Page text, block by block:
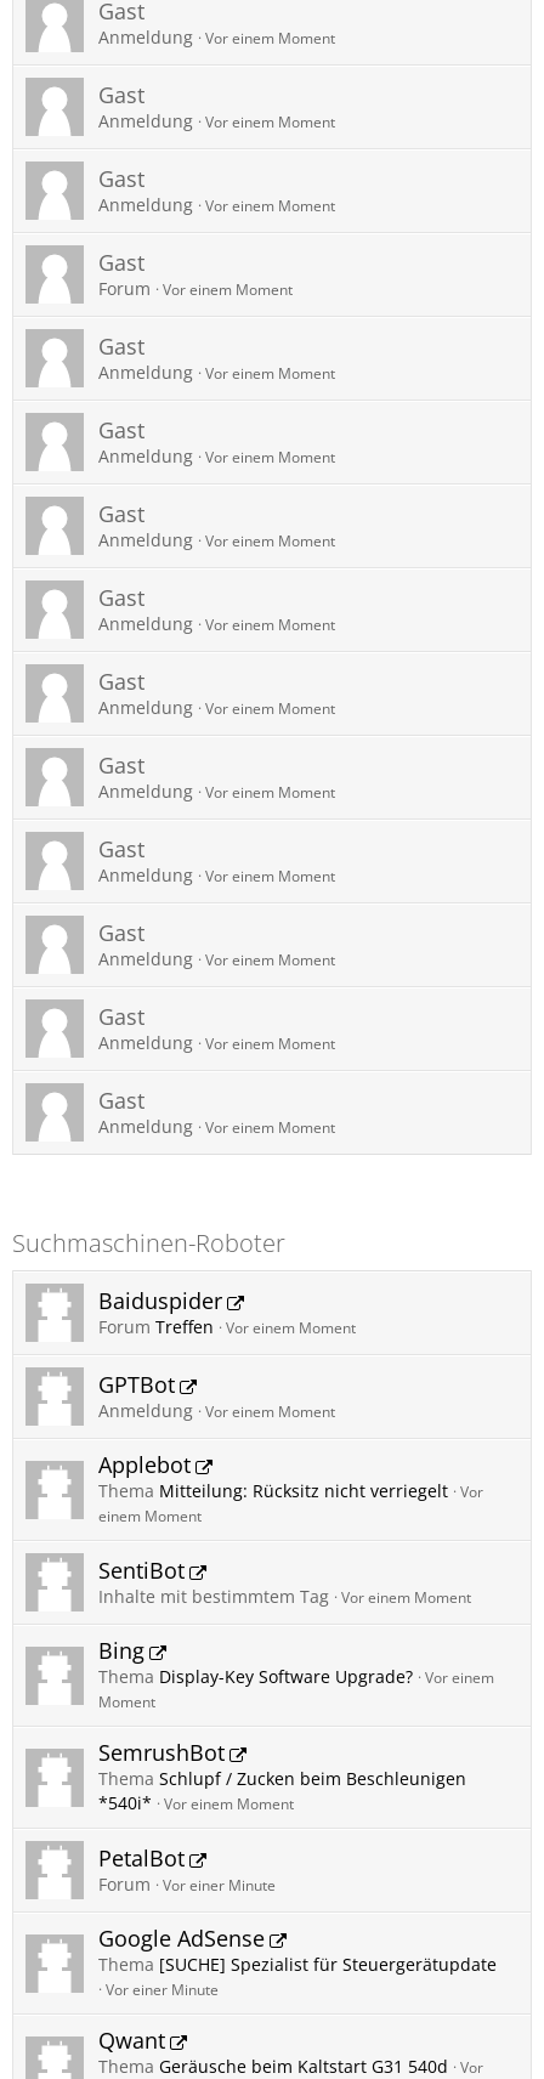
Gast
Anmeldung Vor einem Moment
Gast
Anmeldung Vor einem Moment
Gast
Anmeldung Vor einem Moment
Gast
Forum Vor einem Moment
Gast
Anmeldung Vor einem Moment
Gast
Anmeldung Vor einem Moment
Gast
Anmeldung Vor einem Moment
Gast
Anmeldung Vor einem Moment
Gast
Anmeldung Vor einem Moment
Gast
Anmeldung Vor einem Moment
Gast
Anmeldung Vor einem Moment
Gast
Anmeldung Vor einem Moment
Gast
Anmeldung Vor einem Moment
Gast
Anmeldung Vor einem Moment
Suchmaschinen-Roboter
Baiduspider
Forum Treffen Vor einem Moment
GPTBot
Anmeldung Vor einem Moment
Applebot
Thema Mitteilung: Rücksitz nicht verriegelt Vor
einem Moment
SentiBot
Inhalte mit bestimmtem Tag Vor einem Moment
Bing
Thema Display-Key Software Upgrade? Vor einem
Moment
SemrushBot
Thema Schlupf / Zucken beim Beschleunigen
*540i*
Vor einem Moment
PetalBot
Forum Vor einer Minute
Google AdSense
Thema [SUCHE] Spezialist für Steuergerätupdate
Vor einer Minute
Qwant
Thema Geräusche beim Kaltstart G31 540d
Vor